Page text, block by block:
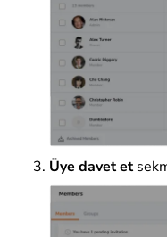
Üye davet et